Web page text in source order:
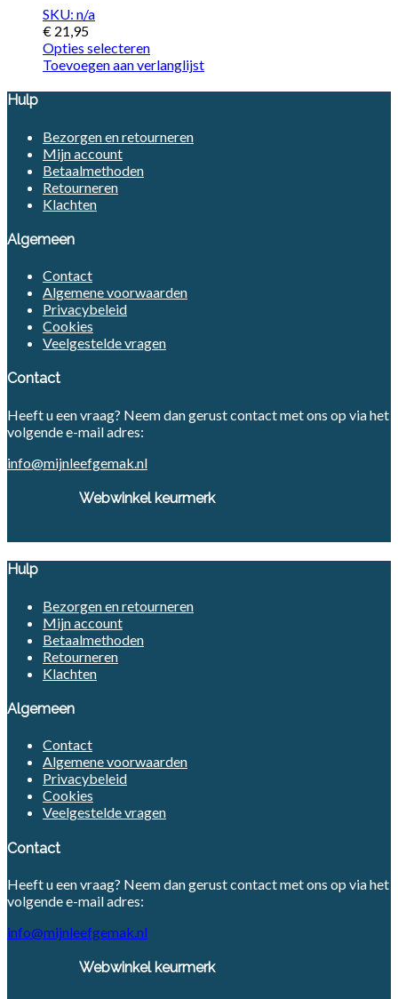
SKU: n/a
€ 21,95
Opties selecteren
Toevoegen aan verlanglijst
Hulp
Bezorgen en retourneren
Mijn account
Betaalmethoden
Retourneren
Klachten
Algemeen
Contact
Algemene voorwaarden
Privacybeleid
Cookies
Veelgestelde vragen
Contact
Heeft u een vraag? Neem dan gerust contact met ons op via het
volgende e-mail adres:
info@mijnleefgemak.nl
Webwinkel keurmerk
Hulp
Bezorgen en retourneren
Mijn account
Betaalmethoden
Retourneren
Klachten
Algemeen
Contact
Algemene voorwaarden
Privacybeleid
Cookies
Veelgestelde vragen
Contact
Heeft u een vraag? Neem dan gerust contact met ons op via het
volgende e-mail adres:
info@mijnleefgemak.nl
Webwinkel keurmerk